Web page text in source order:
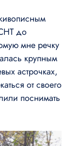
до
мне речку
крупным
астрочках,
от своего
поснимать